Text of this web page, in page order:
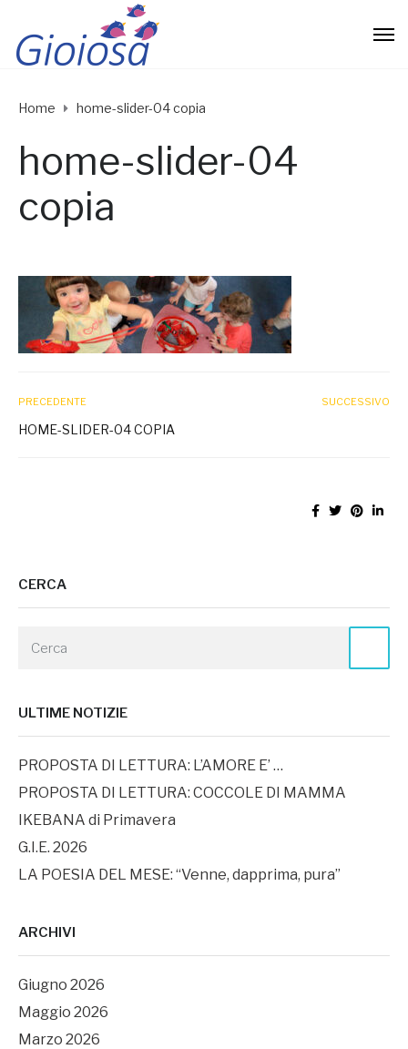
Home home-slider-04 copia
home-slider-04
copia
PRECEDENTE
HOME-SLIDER-04 COPIA
SUCCESSIVO
CERCA
ULTIME NOTIZIE
PROPOSTA DI LETTURA: L’AMORE E’ …
PROPOSTA DI LETTURA: COCCOLE DI MAMMA
IKEBANA di Primavera
G.I.E. 2026
LA POESIA DEL MESE: “Venne, dapprima, pura”
ARCHIVI
Giugno 2026
Maggio 2026
Marzo 2026